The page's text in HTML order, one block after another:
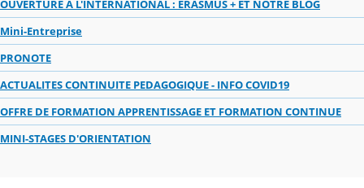
OUVERTURE A L'INTERNATIONAL : ERASMUS + ET NOTRE BLOG
Mini-Entreprise
PRONOTE
ACTUALITES CONTINUITE PEDAGOGIQUE - INFO COVID19
OFFRE DE FORMATION APPRENTISSAGE ET FORMATION CONTINUE
MINI-STAGES D'ORIENTATION